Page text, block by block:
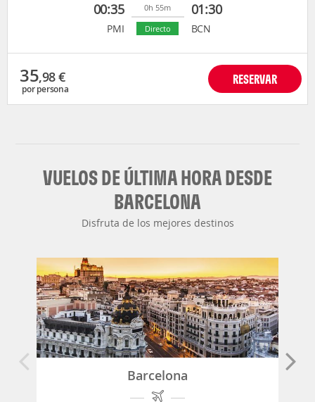
00:35
PMI
0h 55m
Directo
01:30
BCN
35,98€
por persona
RESERVAR
VUELOS DE ÚLTIMA HORA DESDE
BARCELONA
Disfruta de los mejores destinos
Barcelona